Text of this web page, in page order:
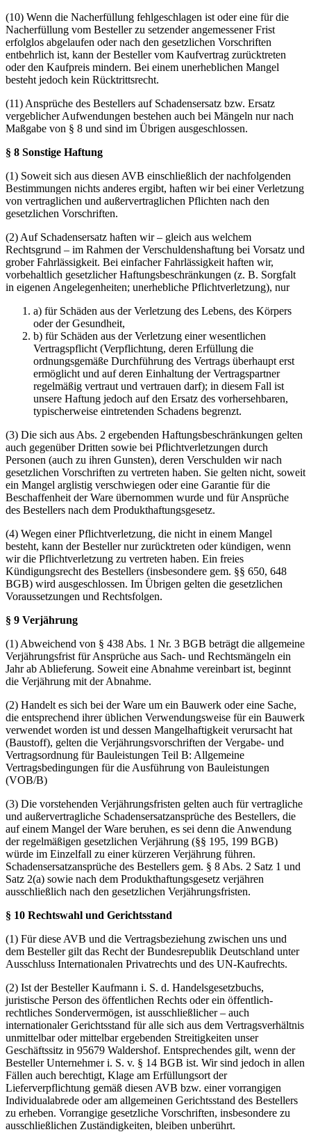
(10) Wenn die Nacherfüllung fehlgeschlagen ist oder eine für die
Nacherfüllung vom Besteller zu setzender angemessener Frist
erfolglos abgelaufen oder nach den gesetzlichen Vorschriften
entbehrlich ist, kann der Besteller vom Kaufvertrag zurücktreten
oder den Kaufpreis mindern. Bei einem unerheblichen Mangel
besteht jedoch kein Rücktrittsrecht.
(11) Ansprüche des Bestellers auf Schadensersatz bzw. Ersatz
vergeblicher Aufwendungen bestehen auch bei Mängeln nur nach
Maßgabe von § 8 und sind im Übrigen ausgeschlossen.
§ 8 Sonstige Haftung
(1) Soweit sich aus diesen AVB einschließlich der nachfolgenden
Bestimmungen nichts anderes ergibt, haften wir bei einer Verletzung
von vertraglichen und außervertraglichen Pflichten nach den
gesetzlichen Vorschriften.
(2) Auf Schadensersatz haften wir – gleich aus welchem
Rechtsgrund – im Rahmen der Verschuldenshaftung bei Vorsatz und
grober Fahrlässigkeit. Bei einfacher Fahrlässigkeit haften wir,
vorbehaltlich gesetzlicher Haftungsbeschränkungen (z. B. Sorgfalt
in eigenen Angelegenheiten; unerhebliche Pflichtverletzung), nur
a) für Schäden aus der Verletzung des Lebens, des Körpers
oder der Gesundheit,
b) für Schäden aus der Verletzung einer wesentlichen
Vertragspflicht (Verpflichtung, deren Erfüllung die
ordnungsgemäße Durchführung des Vertrags überhaupt erst
ermöglicht und auf deren Einhaltung der Vertragspartner
regelmäßig vertraut und vertrauen darf); in diesem Fall ist
unsere Haftung jedoch auf den Ersatz des vorhersehbaren,
typischerweise eintretenden Schadens begrenzt.
(3) Die sich aus Abs. 2 ergebenden Haftungsbeschränkungen gelten
auch gegenüber Dritten sowie bei Pflichtverletzungen durch
Personen (auch zu ihren Gunsten), deren Verschulden wir nach
gesetzlichen Vorschriften zu vertreten haben. Sie gelten nicht, soweit
ein Mangel arglistig verschwiegen oder eine Garantie für die
Beschaffenheit der Ware übernommen wurde und für Ansprüche
des Bestellers nach dem Produkthaftungsgesetz.
(4) Wegen einer Pflichtverletzung, die nicht in einem Mangel
besteht, kann der Besteller nur zurücktreten oder kündigen, wenn
wir die Pflichtverletzung zu vertreten haben. Ein freies
Kündigungsrecht des Bestellers (insbesondere gem. §§ 650, 648
BGB) wird ausgeschlossen. Im Übrigen gelten die gesetzlichen
Voraussetzungen und Rechtsfolgen.
§ 9 Verjährung
(1) Abweichend von § 438 Abs. 1 Nr. 3 BGB beträgt die allgemeine
Verjährungsfrist für Ansprüche aus Sach- und Rechtsmängeln ein
Jahr ab Ablieferung. Soweit eine Abnahme vereinbart ist, beginnt
die Verjährung mit der Abnahme.
(2) Handelt es sich bei der Ware um ein Bauwerk oder eine Sache,
die entsprechend ihrer üblichen Verwendungsweise für ein Bauwerk
verwendet worden ist und dessen Mangelhaftigkeit verursacht hat
(Baustoff), gelten die Verjährungsvorschriften der Vergabe- und
Vertragsordnung für Bauleistungen Teil B: Allgemeine
Vertragsbedingungen für die Ausführung von Bauleistungen
(VOB/B)
(3) Die vorstehenden Verjährungsfristen gelten auch für vertragliche
und außervertragliche Schadensersatzansprüche des Bestellers, die
auf einem Mangel der Ware beruhen, es sei denn die Anwendung
der regelmäßigen gesetzlichen Verjährung (§§ 195, 199 BGB)
würde im Einzelfall zu einer kürzeren Verjährung führen.
Schadensersatzansprüche des Bestellers gem. § 8 Abs. 2 Satz 1 und
Satz 2(a) sowie nach dem Produkthaftungsgesetz verjähren
ausschließlich nach den gesetzlichen Verjährungsfristen.
§ 10 Rechtswahl und Gerichtsstand
(1) Für diese AVB und die Vertragsbeziehung zwischen uns und
dem Besteller gilt das Recht der Bundesrepublik Deutschland unter
Ausschluss Internationalen Privatrechts und des UN-Kaufrechts.
(2) Ist der Besteller Kaufmann i. S. d. Handelsgesetzbuchs,
juristische Person des öffentlichen Rechts oder ein öffentlich-
rechtliches Sondervermögen, ist ausschließlicher – auch
internationaler Gerichtsstand für alle sich aus dem Vertragsverhältnis
unmittelbar oder mittelbar ergebenden Streitigkeiten unser
Geschäftssitz in 95679 Waldershof. Entsprechendes gilt, wenn der
Besteller Unternehmer i. S. v. § 14 BGB ist. Wir sind jedoch in allen
Fällen auch berechtigt, Klage am Erfüllungsort der
Lieferverpflichtung gemäß diesen AVB bzw. einer vorrangigen
Individualabrede oder am allgemeinen Gerichtsstand des Bestellers
zu erheben. Vorrangige gesetzliche Vorschriften, insbesondere zu
ausschließlichen Zuständigkeiten, bleiben unberührt.